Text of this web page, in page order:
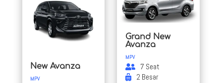
Grand New
Avanza
MPV
7 Seat
2 Besar
New Avanza
MPV